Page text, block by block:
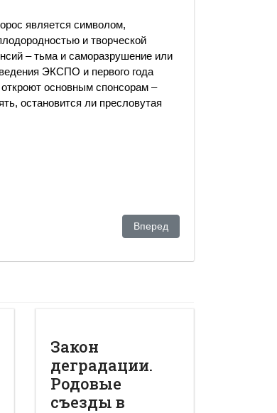
является символом,
и творческой
– тьма и саморазрушение или
ЭКСПО и первого года
основным спонсорам –
остановится ли пресловутая
с Казахстаном Следующий: Как обеспечить
Вперед
Закон
деградации.
Родовые
съезды в